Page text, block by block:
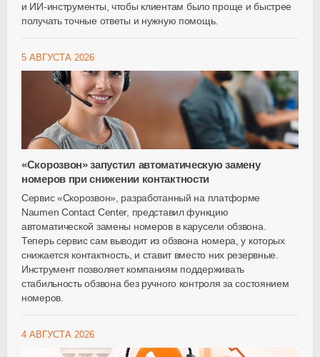
и ИИ-инструменты , чтобы клиентам было проще и быстрее
получать точные ответы и нужную помощь.
5 АВГУСТА 2026
«Скорозвон» запустил автоматическую замену
номеров при снижении контактности
Сервис «Скорозвон», разработанный на платформе
Naumen Contact Center, представил функцию
автоматической замены номеров в карусели обзвона.
Теперь сервис сам выводит из обзвона номера, у которых
снижается контактность, и ставит вместо них резервные.
Инструмент позволяет компаниям поддерживать
стабильность обзвона без ручного контроля за состоянием
номеров.
4 АВГУСТА 2026